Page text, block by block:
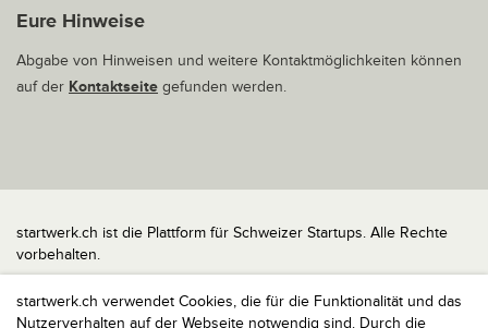
startwerk.ch verwendet Cookies, die für die Funktionalität und das
Nutzerverhalten auf der Webseite notwendig sind. Durch die
Eure Hinweise
Abgabe von Hinweisen und weitere Kontaktmöglichkeiten können
auf der Kontaktseite gefunden werden.
startwerk.ch ist die Plattform für Schweizer Startups. Alle Rechte
vorbehalten.
Impressum
Kontakt